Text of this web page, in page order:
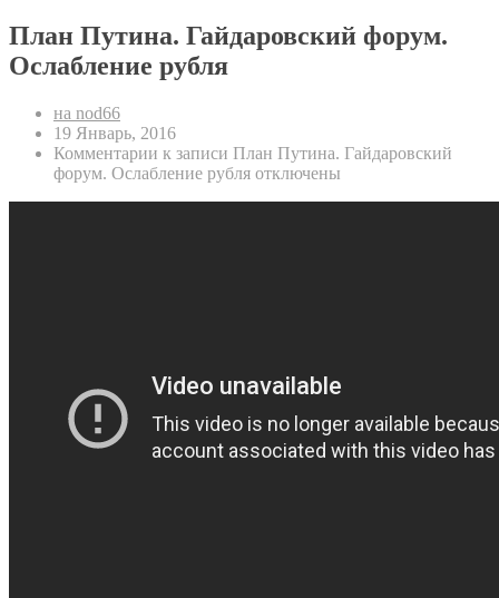
План Путина. Гайдаровский форум.
Ослабление рубля
на nod66
19 Январь, 2016
Комментарии к записи План Путина. Гайдаровский
форум. Ослабление рубля отключены